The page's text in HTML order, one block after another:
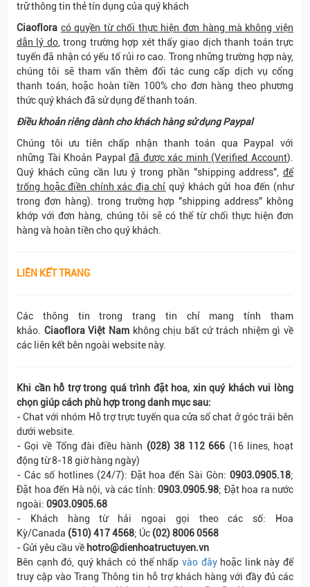
trữ thông tin thẻ tín dụng của quý khách
Ciaoflora có quyền từ chối thực hiện đơn hàng mà không viện
dẫn lý do, trong trường hợp xét thấy giao dịch thanh toán trực
tuyến đã nhận có yếu tố rủi ro cao. Trong những trường hợp này,
chúng tôi sẽ tham vấn thêm đối tác cung cấp dịch vụ cổng
thanh toán, hoặc hoàn tiền 100% cho đơn hàng theo phương
thức quý khách đã sử dụng để thanh toán.
Điều khoản riêng dành cho khách hàng sử dụng Paypal
Chúng tôi ưu tiên chấp nhận thanh toán qua Paypal với
những Tài Khoản Paypalđã được xác minh (Verified Account).
Quý khách cũng cần lưu ý trong phần "shipping address", để
trống hoặc điền chính xác địa chỉ quý khách gửi hoa đến (như
trong đơn hàng). trong trường hợp "shipping address" không
khớp với đơn hàng, chúng tôi sẽ có thể từ chối thực hiện đơn
hàng và hoàn tiền cho quý khách.
LIÊN KẾT TRANG
Các thông tin trong trang tin chỉ mang tính tham
khảo. Ciaoflora Việt Namkhông chịu bất cứ trách nhiệm gì về
các liên kết bên ngoài website này.
Khi cần hỗ trợ trong quá trình đặt hoa, xin quý khách vui lòng
chọn giúp cách phù hợp trong danh mục sau:
- Chat với nhóm Hỗ trợ trực tuyến qua cửa sổ chat ở góc trái bên
dưới website.
- Gọi về Tổng đài điều hành (028) 38 112 666 (16 lines, hoạt
động từ 8-18 giờ hàng ngày)
- Các số hotlines (24/7): Đặt hoa đến Sài Gòn: 0903.0905.18;
Đặt hoa đến Hà nội, và các tỉnh: 0903.0905.98; Đặt hoa ra nước
ngoài: 0903.0905.68
- Khách hàng từ hải ngoại gọi theo các số: Hoa
Kỳ/Canada (510) 417 4568; Úc (02) 8006 0568
- Gửi yêu cầu về hotro@dienhoatructuyen.vn
Bên cạnh đó, quý khách có thể nhấp vào đâyhoặc link này để
truy cập vào Trang Thông tin hỗ trợ khách hàng với đầy đủ các